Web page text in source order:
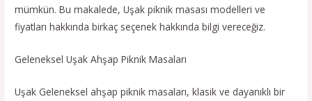
mümkün. Bu makalede, Uşak piknik masası modelleri ve
fiyatları hakkında birkaç seçenek hakkında bilgi vereceğiz.
Geleneksel Uşak Ahşap Piknik Masaları
Uşak Geleneksel ahşap piknik masaları, klasik ve dayanıklı bir